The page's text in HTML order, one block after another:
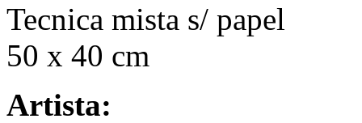
Tecnica mista s/ papel
50 x 40 cm
Artista: